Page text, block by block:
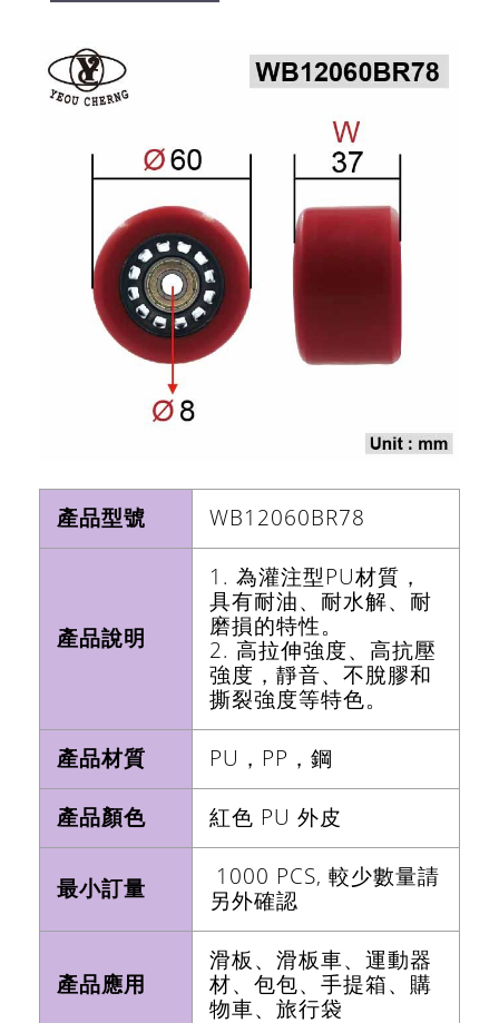
產品型號 WB12060BR78
產品說明
1. 為灌注型PU材質，
具有耐油、耐水解、耐
磨損的特性。
2. 高拉伸強度、高抗壓
強度，靜音、不脫膠和
撕裂強度等特色。
產品材質 PU，PP，鋼
產品顏色 紅色 PU 外皮
最小訂量
1000 PCS, 較少數量請
另外確認
產品應用
滑板、滑板車、運動器
材、包包、手提箱、購
物車、旅行袋